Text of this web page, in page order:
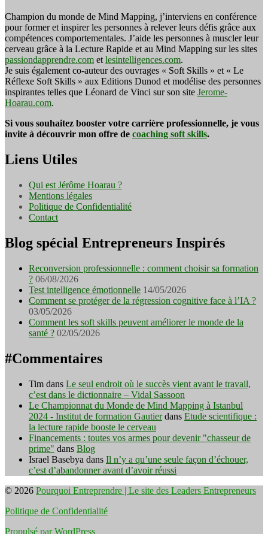
Champion du monde de Mind Mapping, j’interviens en conférence
pour former et inspirer les personnes à relever leurs défis grâce aux
compétences comportementales. J’aide les personnes à muscler leur
cerveau grâce à la Lecture Rapide et au Mind Mapping sur les sites
passiondapprendre.com et lesintelligences.com.
Je suis également co-auteur des ouvrages « Soft Skills » et « Le
Réflexe Soft Skills » aux Editions Dunod et modélise des personnes
inspirantes telles que Léonard de Vinci sur son site Jerome-
Hoarau.com.
Si vous souhaitez booster votre carrière professionnelle, je vous
invite à découvrir mon offre de coaching soft skills.
Liens Utiles
Qui est Jérôme Hoarau ?
Mentions légales
Politique de Confidentialité
Contact
Blog spécial Entrepreneurs Inspirés
Reconversion professionnelle : comment choisir sa formation
? 06/08/2026
Test intelligence émotionnelle 14/05/2026
Comment se protéger de la régression cognitive face à l’IA ?
03/05/2026
Comment les soft skills peuvent améliorer le monde de la
santé ? 02/05/2026
#Commentaires
Tim dans Le seul endroit où le succès vient avant le travail,
c’est dans le dictionnaire – Vidal Sassoon
Le Championnat du Monde de Mind Mapping à Istanbul
2024 - Institut de formation Gautierdans Etude scientifique :
la lecture rapide booste le cerveau
Financements : toutes vos armes pour devenir "chasseur de
prime" dans Blog
Israel Basebya dans Il n’y a qu’une seule façon d’échouer,
c’est d’abandonner avant d’avoir réussi
© 2026 Pourquoi Entreprendre | Le site des Leaders Entrepreneurs
Politique de Confidentialité
Propulsé par WordPress